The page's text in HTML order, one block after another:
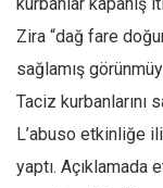
Zira “dağ fare
sağlamış
Taciz kurbanlarını
L’abuso etkinliğe
yaptı. Açıklamada